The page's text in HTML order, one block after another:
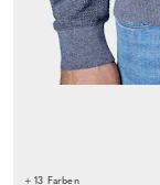
+ 13 Farben